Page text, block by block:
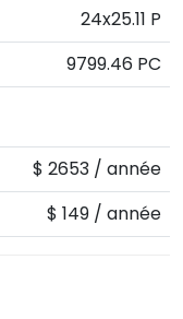
24x25.11 P
9799.46 PC
$ 2653 / année
$ 149 / année